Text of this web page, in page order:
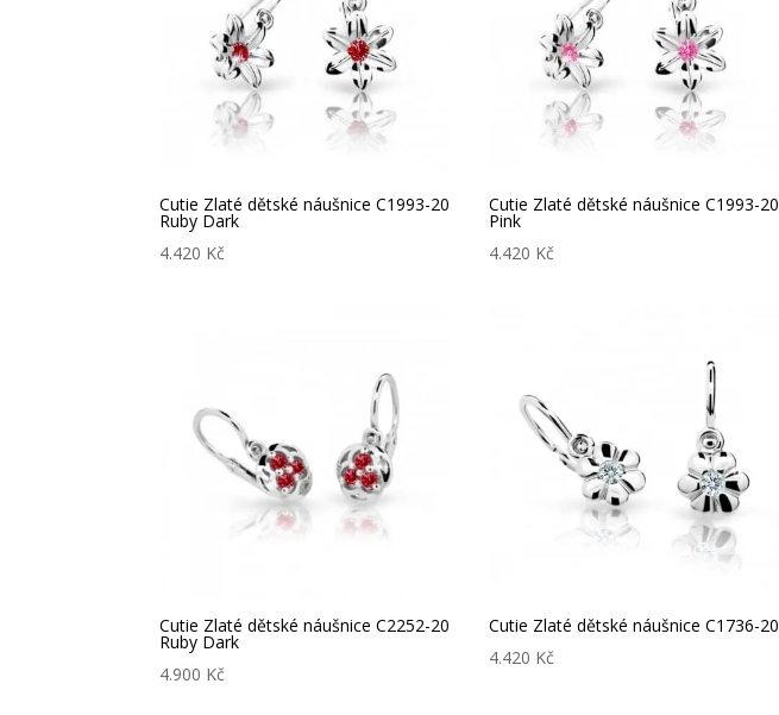
Cutie Zlaté dětské náušnice C1993-20
Ruby Dark
4.420 Kč
Cutie Zlaté dětské náušnice C1993-20
Pink
4.420 Kč
Cutie Zlaté dětské náušnice C2252-20
Ruby Dark
4.900 Kč
Cutie Zlaté dětské náušnice C1736-20
4.420 Kč